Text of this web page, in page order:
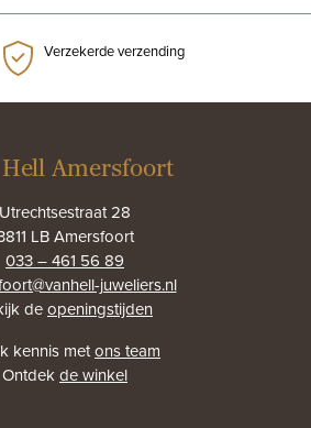
Verzekerde verzending
Amersfoort
Utrechtsestraat 28
LB Amersfoort
033 – 461 56 89
juweliers.nl
deopeningstijden
kennis metons team
Ontdekde winkel